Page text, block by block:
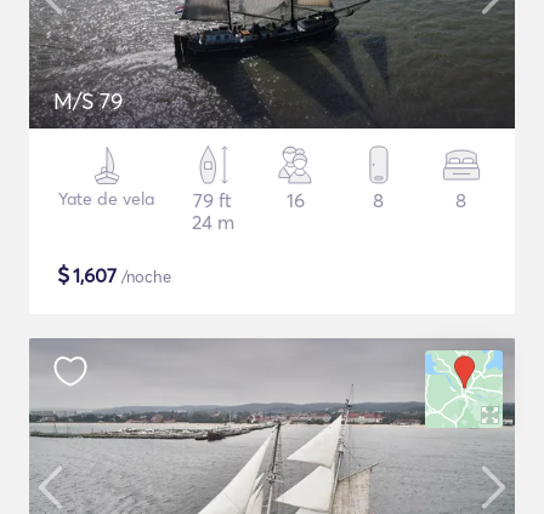
M/S 79
Yate de vela
79 ft
24 m
16 8 8
$1,607 /noche